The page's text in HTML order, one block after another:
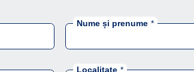
Nume și prenume *
Localitate *